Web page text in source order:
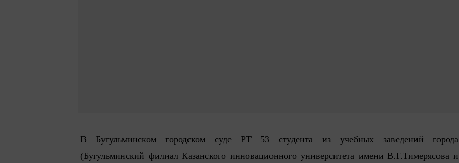
В Бугульминском городском суде РТ 53 студента из учебных заведений города
(Бугульминский филиал Казанского инновационного университета имени В.Г.Тимерясова и